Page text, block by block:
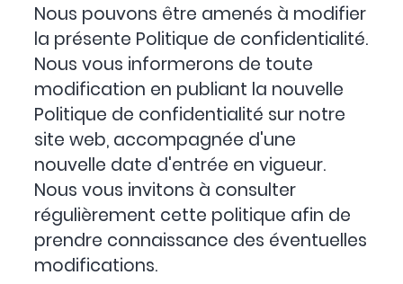
Nous pouvons être amenés à modifier
la présente Politique de confidentialité.
Nous vous informerons de toute
modification en publiant la nouvelle
Politique de confidentialité sur notre
site web, accompagnée d'une
nouvelle date d'entrée en vigueur.
Nous vous invitons à consulter
régulièrement cette politique afin de
prendre connaissance des éventuelles
modifications.